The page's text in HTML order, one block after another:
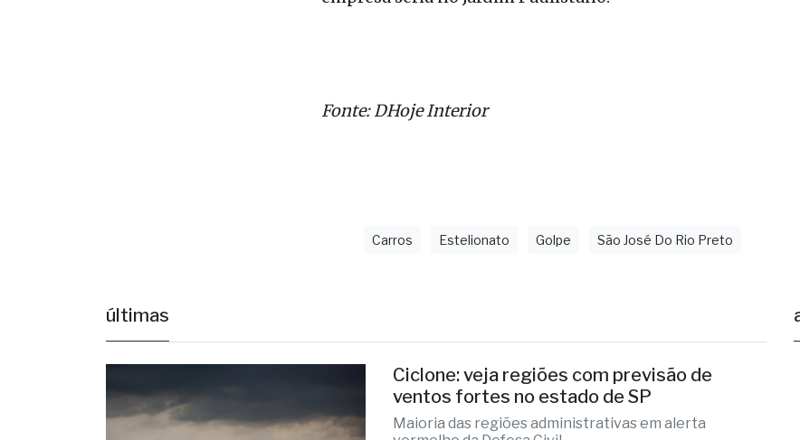
Fonte: DHoje Interior
últimas
Ciclone: veja regiões com previsão de
ventos fortes no estado de SP
vermelho da Defesa Civil